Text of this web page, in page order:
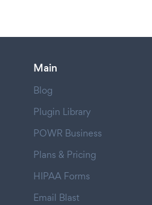
Main
Blog
Plugin Library
POWR Business
Plans & Pricing
HIPAA Forms
Email Blast